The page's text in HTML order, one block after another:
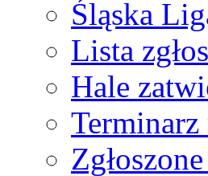
Śląska
Lista
Hale